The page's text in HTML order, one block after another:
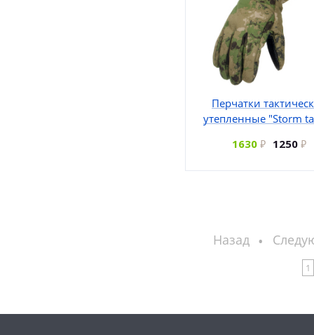
Перчатки
утепленные "Storm
1630
1250
Назад
1